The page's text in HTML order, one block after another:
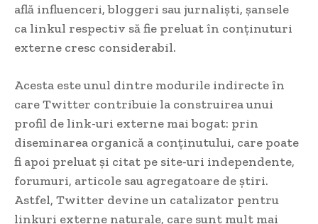
află influenceri, bloggeri sau jurnaliști, șansele
ca linkul respectiv să fie preluat în conținuturi
externe cresc considerabil.
Acesta este unul dintre modurile indirecte în
care Twitter contribuie la construirea unui
profil de link-uri externe mai bogat: prin
diseminarea organică a conținutului, care poate
fi apoi preluat și citat pe site-uri independente,
forumuri, articole sau agregatoare de știri.
Astfel, Twitter devine un catalizator pentru
linkuri externe naturale, care sunt mult mai